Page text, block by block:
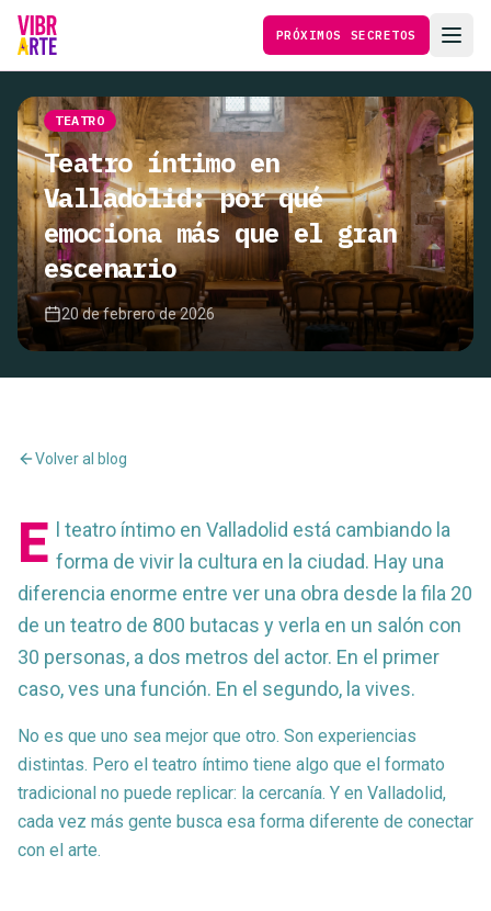
PRÓXIMOS SECRETOS
TEATRO
Teatro íntimo en
Valladolid: por qué
emociona más que el gran
escenario
20 de febrero de 2026
Volver al blog
E
l teatro íntimo en Valladolid está cambiando la
forma de vivir la cultura en la ciudad. Hay una
diferencia enorme entre ver una obra desde la fila 20
de un teatro de 800 butacas y verla en un salón con
30 personas, a dos metros del actor. En el primer
caso, ves una función. En el segundo, la vives.
No es que uno sea mejor que otro. Son experiencias
distintas. Pero el teatro íntimo tiene algo que el formato
tradicional no puede replicar: la cercanía. Y en Valladolid,
cada vez más gente busca esa forma diferente de conectar
con el arte.